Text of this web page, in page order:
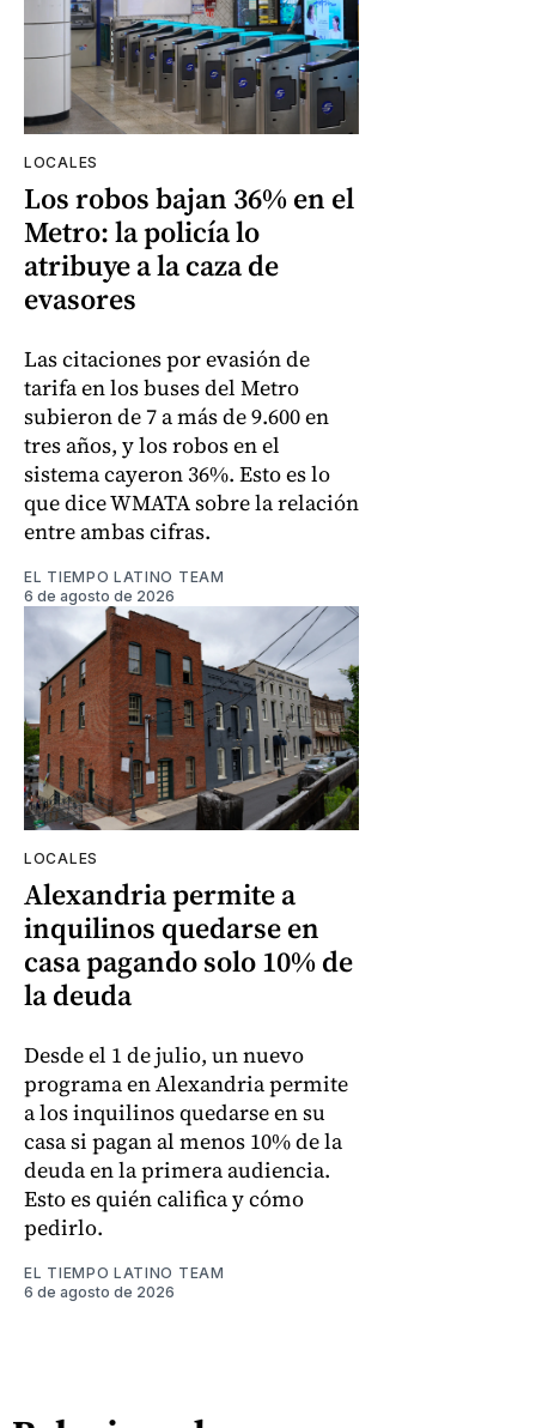
LOCALES
Los robos bajan 36% en el
Metro: la policía lo
atribuye a la caza de
evasores
Las citaciones por evasión de
tarifa en los buses del Metro
subieron de 7 a más de 9.600 en
tres años, y los robos en el
sistema cayeron 36%. Esto es lo
que dice WMATA sobre la relación
entre ambas cifras.
EL TIEMPO LATINO TEAM
6 de agosto de 2026
LOCALES
Alexandria permite a
inquilinos quedarse en
casa pagando solo 10% de
la deuda
Desde el 1 de julio, un nuevo
programa en Alexandria permite
a los inquilinos quedarse en su
casa si pagan al menos 10% de la
deuda en la primera audiencia.
Esto es quién califica y cómo
pedirlo.
EL TIEMPO LATINO TEAM
6 de agosto de 2026